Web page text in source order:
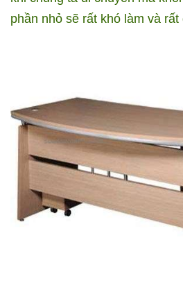
phần nhỏ sẽ rất khó làm và